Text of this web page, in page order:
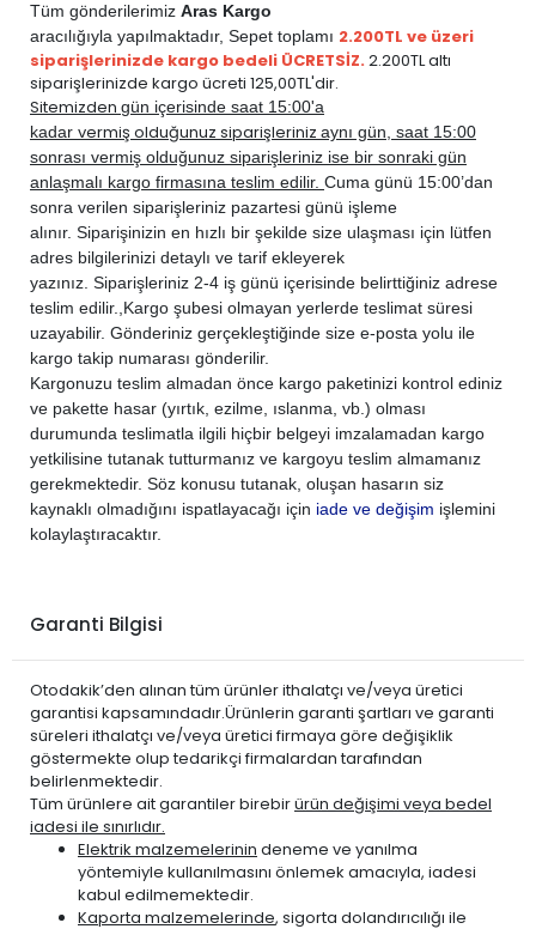
DS
DS 4 2022-2024 BENZİN 1.2 PureTech
DS
DS 4 2022-2024 BENZİN 1.6 PureTech
DS
DS 4 2022-2024
DS
DS 7 CROSSBACK 2018-2022 BENZİN 1.6 PureTech
DS
DS 7 CROSSBACK 2018-2022 DİZEL
1.5 BlueHDi
DS
DS 7 CROSSBACK 2022-2024 BENZİN
DS
DS 7 CROSSBACK 2022-2024 DİZEL
1.5 BlueHDi
PEUGEOT
3008 2017-2024
PEUGEOT
3008 2017-2024 BENZİN 1.6 PureTech
PEUGEOT 3008 2017-2024 BENZİN 1.6 THP Turbo
PEUGEOT 3008 2017-2024
PEUGEOT 3008 2017-2024 DİZEL
1.6 BlueHDi
PEUGEOT
308 2014-2021 BENZİN 1.2 PureTech
PEUGEOT
308 2014-2021 BENZİN
1.2 VTi
PEUGEOT
308 2014-2021 BENZİN 1.6 THP Turbo
PEUGEOT 308 2014-2021
PEUGEOT 308 2014-2021
PEUGEOT 5008 2017-2024 BENZİN
1.6 PureTech
PEUGEOT
5008 2017-2024 BENZİN 1.6 THP Turbo
PEUGEOT 5008 2017-2024 DİZEL
1.5 BlueHDi
PEUGEOT 5008 2017-2024 DİZEL
1.6 BlueHDi
PEUGEOT 5008 2017-2024 HYBRID
PEUGEOT 508 2019-2024 BENZİN 1.6 PureTech
PEUGEOT 508 2019-2024
1.5 BlueHDi
Tüm gönderilerimiz Aras Kargo
aracılığıyla yapılmaktadır, Sepet toplamı 2.200TL ve üzeri
siparişlerinizde kargo bedeli ÜCRETSİZ.2.200TL altı
siparişlerinizde kargo ücreti 125,00TL'dir.
Sitemizden gün içerisinde saat 15:00'a
kadar vermiş olduğunuz siparişleriniz aynı gün, saat 15:00
sonrası vermiş olduğunuz siparişleriniz ise bir sonraki gün
anlaşmalı kargo firmasına teslim edilir. Cuma günü 15:00’dan
sonra verilen siparişleriniz pazartesi günü işleme
alınır. Siparişinizin en hızlı bir şekilde size ulaşması için lütfen
adres bilgilerinizi detaylı ve tarif ekleyerek
yazınız. Siparişleriniz 2-4 iş günü içerisinde belirttiğiniz adrese
teslim edilir., Kargo şubesi olmayan yerlerde teslimat süresi
uzayabilir. Gönderiniz gerçekleştiğinde size e-posta yolu ile
kargo takip numarası gönderilir.
Kargonuzu teslim almadan önce kargo paketinizi kontrol ediniz
ve pakette hasar (yırtık, ezilme, ıslanma, vb.) olması
durumunda teslimatla ilgili hiçbir belgeyi imzalamadan kargo
yetkilisine tutanak tutturmanız ve kargoyu teslim almamanız
gerekmektedir. Söz konusu tutanak, oluşan hasarın siz
kaynaklı olmadığını ispatlayacağı için iade ve değişim işlemini
kolaylaştıracaktır.
Garanti Bilgisi
Otodakik’den alınan tüm ürünler ithalatçı ve/veya üretici
garantisi kapsamındadır.Ürünlerin garanti şartları ve garanti
süreleri ithalatçı ve/veya üretici firmaya göre değişiklik
göstermekte olup tedarikçi firmalardan tarafından
belirlenmektedir.
Tüm ürünlere ait garantiler birebirürün değişimi veya bedel
iadesi ile sınırlıdır.
Elektrik malzemelerinin deneme ve yanılma
yöntemiyle kullanılmasını önlemek amacıyla, iadesi
kabul edilmemektedir.
Kaporta malzemelerinde, sigorta dolandırıcılığı ile